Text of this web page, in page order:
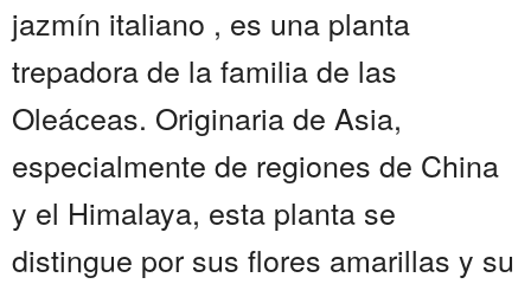
jazmín italiano , es una planta
trepadora de la familia de las
Oleáceas. Originaria de Asia,
especialmente de regiones de China
y el Himalaya, esta planta se
distingue por sus flores amarillas y su